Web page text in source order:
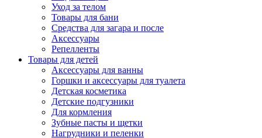
Уход за телом
Товары для бани
Средства для загара и после
Аксессуары
Репелленты
Товары для детей
Аксессуары для ванны
Горшки и аксессуары для туалета
Детская косметика
Детские подгузники
Для кормления
Зубные пасты и щетки
Нагрудники и пеленки